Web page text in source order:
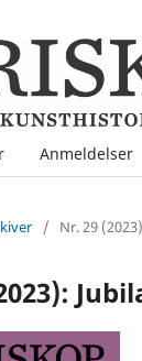
Anmeldelser
/ Nr. 29